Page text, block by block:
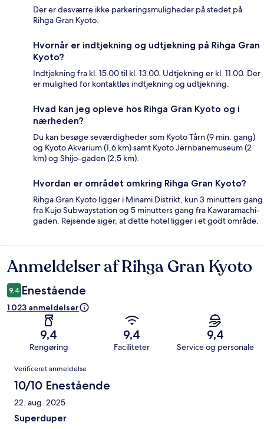
Der er desværre ikke parkeringsmuligheder på stedet på
Rihga Gran Kyoto.
Hvornår er indtjekning og udtjekning på Rihga Gran
Kyoto?
Indtjekning fra kl. 15.00 til kl. 13.00. Udtjekning er kl. 11.00. Der
er mulighed for kontaktløs indtjekning og udtjekning.
Hvad kan jeg opleve hos Rihga Gran Kyoto og i
nærheden?
Du kan besøge seværdigheder som Kyoto Tårn (9 min. gang)
og Kyoto Akvarium (1,6 km) samt Kyoto Jernbanemuseum (2
km) og Shijo-gaden (2,5 km).
Hvordan er området omkring Rihga Gran Kyoto?
Rihga Gran Kyoto ligger i Minami Distrikt, kun 3 minutters gang
fra Kujo Subwaystation og 5 minutters gang fra Kawaramachi-
gaden. Rejsende siger, at dette hotel ligger i et godt område.
Anmeldelser
Anmeldelser af Rihga Gran Kyoto
9,4 Enestående
1.023 anmeldelser
9,4
Rengøring
9,4
Faciliteter
9,4
Service og personale
Anmeldelser
Verificeret anmeldelse
10/10 Enestående
22. aug. 2025
Superduper